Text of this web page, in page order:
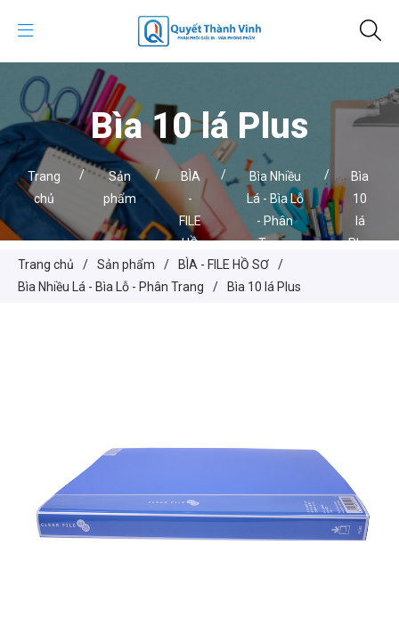
Bìa 10 lá Plus
Trang
chủ
/
Sản
phẩm
/
BÌA
-
FILE
HỒ
SƠ
/
Bìa Nhiều
Lá - Bìa Lỗ
- Phân
Trang
/
Bìa
10
lá
Plus
Trang chủ
/ Sản phẩm / BÌA - FILE HỒ SƠ
/
Bìa Nhiều Lá - Bìa Lỗ - Phân Trang
/ Bìa 10 lá Plus